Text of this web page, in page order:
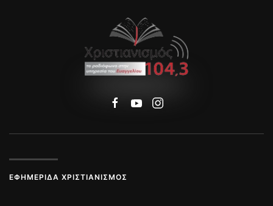
ΕΦΗΜΕΡΊΔΑ ΧΡΙΣΤΙΑΝΙΣΜΌΣ